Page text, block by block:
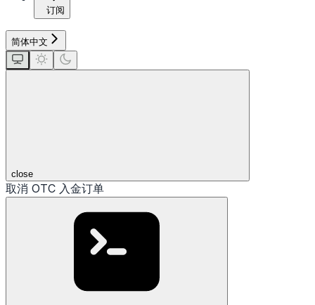
订阅
简体中文
close
取消 OTC 入金订单